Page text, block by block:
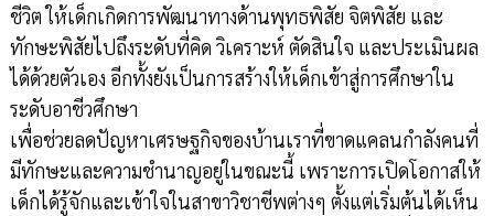
ชีวิต ให้เด็กเกิดการพัฒนาทางด้านพุทธพิสัย จิตพิสัย และ
ทักษะพิสัยไปถึงระดับที่คิด วิเคราะห์ ตัดสินใจ และประเมินผล
ได้ด้วยตัวเอง อีกทั้งยังเป็นการสร้างให้เด็กเข้าสู่การศึกษาใน
ระดับอาชีวศึกษา
เพื่อช่วยลดปัญหาเศรษฐกิจของบ้านเราที่ขาดแคลนกำลังคนที่
มีทักษะและความชำนาญอยู่ในขณะนี้ เพราะการเปิดโอกาสให้
เด็กได้รู้จักและเข้าใจในสาขาวิชาชีพต่างๆ ตั้งแต่เริ่มต้นได้เห็น